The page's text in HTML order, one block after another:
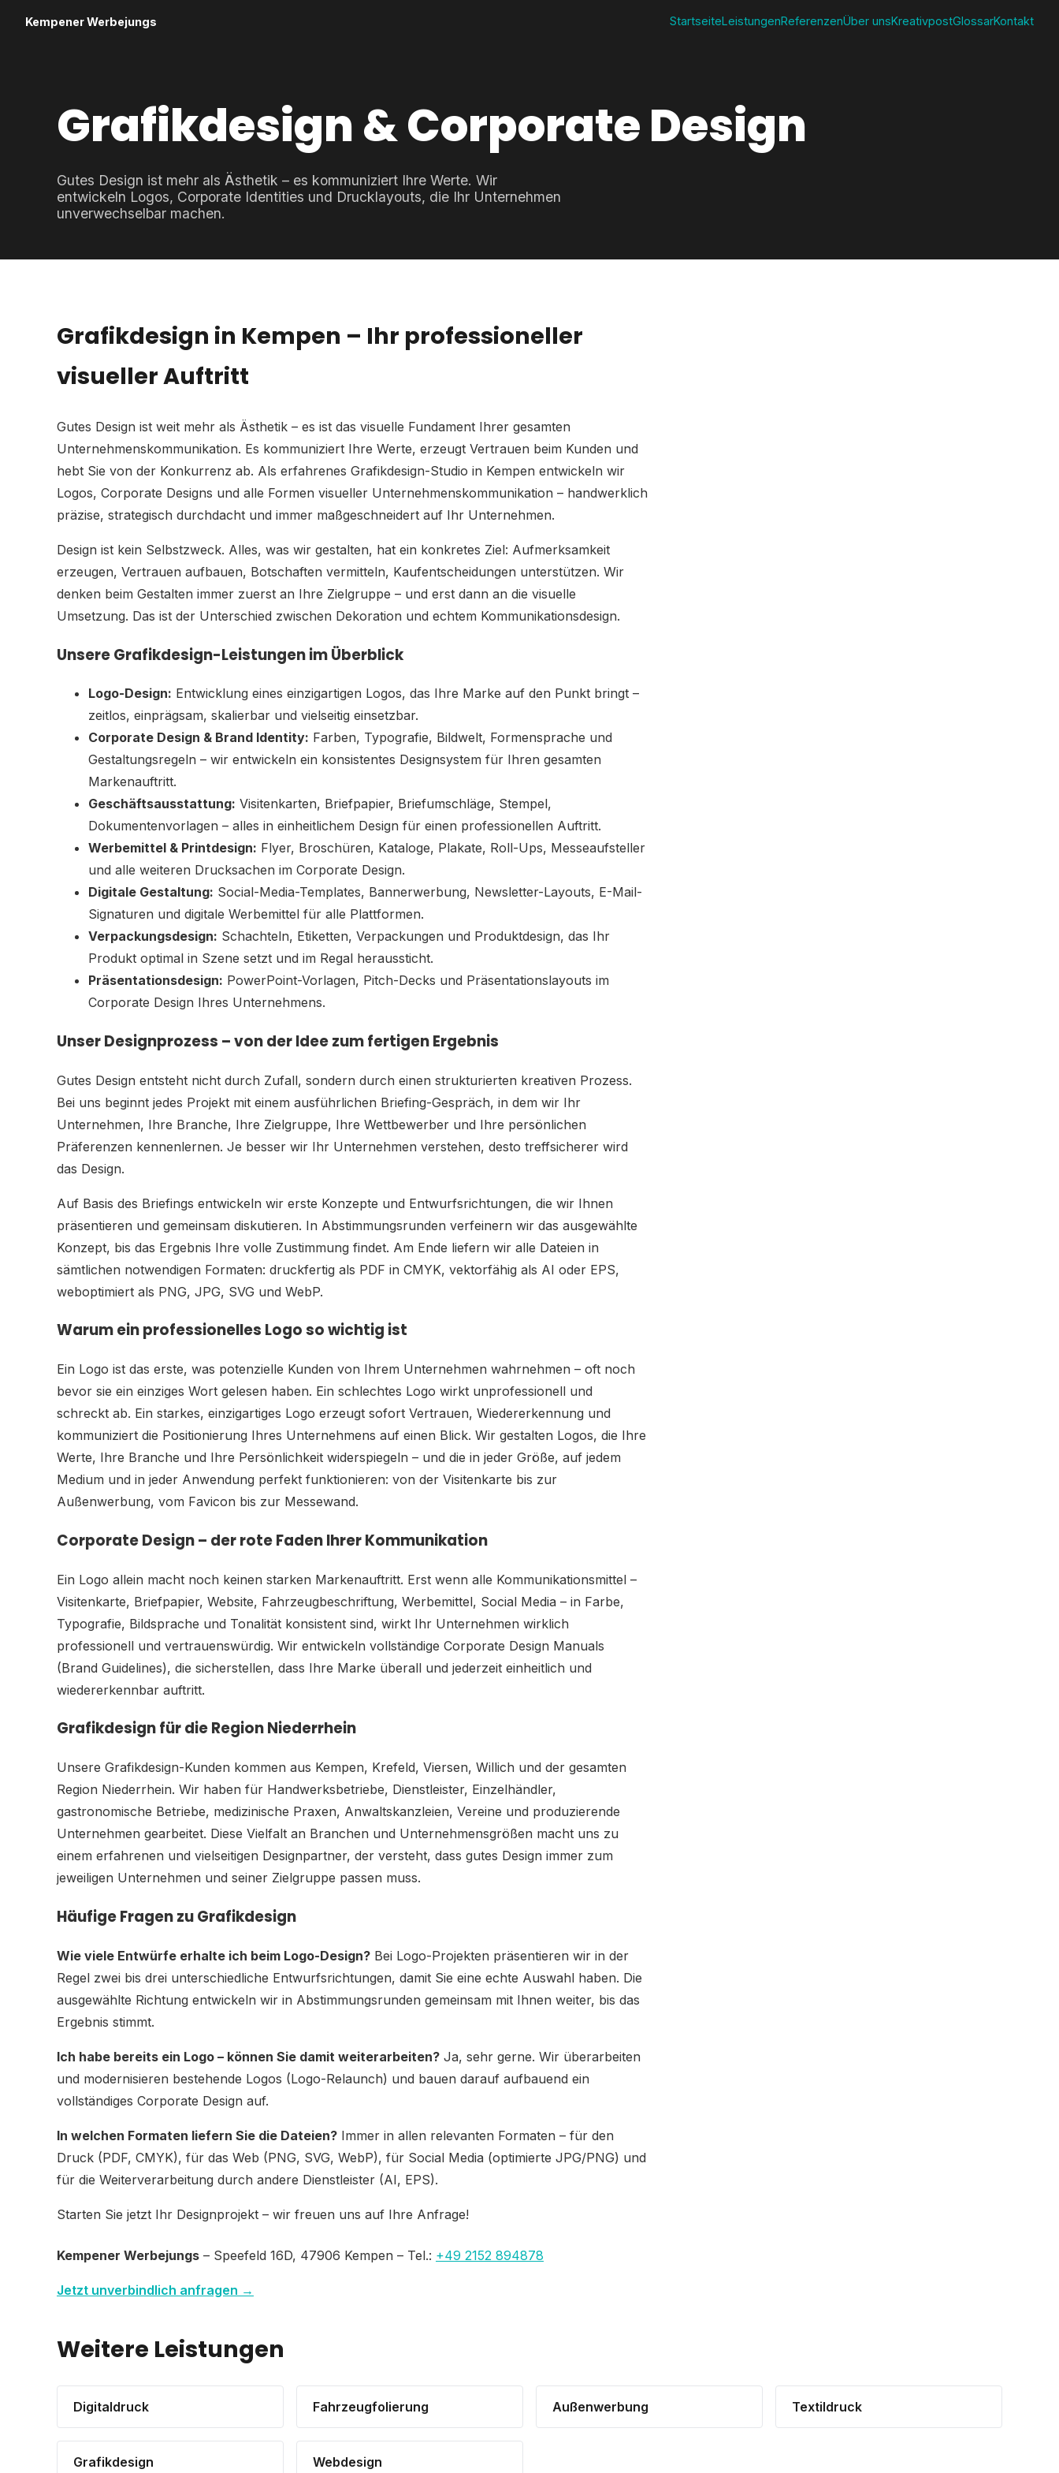
Kempener Werbejungs StartseiteLeistungenReferenzenÜber unsKreativpostGlossarKontakt
Grafikdesign & Corporate Design
Gutes Design ist mehr als Ästhetik – es kommuniziert Ihre Werte. Wir
entwickeln Logos, Corporate Identities und Drucklayouts, die Ihr Unternehmen
unverwechselbar machen.
Grafikdesign in Kempen – Ihr professioneller
visueller Auftritt
Gutes Design ist weit mehr als Ästhetik – es ist das visuelle Fundament Ihrer gesamten
Unternehmenskommunikation. Es kommuniziert Ihre Werte, erzeugt Vertrauen beim Kunden und
hebt Sie von der Konkurrenz ab. Als erfahrenes Grafikdesign-Studio in Kempen entwickeln wir
Logos, Corporate Designs und alle Formen visueller Unternehmenskommunikation – handwerklich
präzise, strategisch durchdacht und immer maßgeschneidert auf Ihr Unternehmen.
Design ist kein Selbstzweck. Alles, was wir gestalten, hat ein konkretes Ziel: Aufmerksamkeit
erzeugen, Vertrauen aufbauen, Botschaften vermitteln, Kaufentscheidungen unterstützen. Wir
denken beim Gestalten immer zuerst an Ihre Zielgruppe – und erst dann an die visuelle
Umsetzung. Das ist der Unterschied zwischen Dekoration und echtem Kommunikationsdesign.
Unsere Grafikdesign-Leistungen im Überblick
Logo-Design: Entwicklung eines einzigartigen Logos, das Ihre Marke auf den Punkt bringt –
zeitlos, einprägsam, skalierbar und vielseitig einsetzbar.
Corporate Design & Brand Identity: Farben, Typografie, Bildwelt, Formensprache und
Gestaltungsregeln – wir entwickeln ein konsistentes Designsystem für Ihren gesamten
Markenauftritt.
Geschäftsausstattung: Visitenkarten, Briefpapier, Briefumschläge, Stempel,
Dokumentenvorlagen – alles in einheitlichem Design für einen professionellen Auftritt.
Werbemittel & Printdesign: Flyer, Broschüren, Kataloge, Plakate, Roll-Ups, Messeaufsteller
und alle weiteren Drucksachen im Corporate Design.
Digitale Gestaltung: Social-Media-Templates, Bannerwerbung, Newsletter-Layouts, E-Mail-
Signaturen und digitale Werbemittel für alle Plattformen.
Verpackungsdesign: Schachteln, Etiketten, Verpackungen und Produktdesign, das Ihr
Produkt optimal in Szene setzt und im Regal heraussticht.
Präsentationsdesign: PowerPoint-Vorlagen, Pitch-Decks und Präsentationslayouts im
Corporate Design Ihres Unternehmens.
Unser Designprozess – von der Idee zum fertigen Ergebnis
Gutes Design entsteht nicht durch Zufall, sondern durch einen strukturierten kreativen Prozess.
Bei uns beginnt jedes Projekt mit einem ausführlichen Briefing-Gespräch, in dem wir Ihr
Unternehmen, Ihre Branche, Ihre Zielgruppe, Ihre Wettbewerber und Ihre persönlichen
Präferenzen kennenlernen. Je besser wir Ihr Unternehmen verstehen, desto treffsicherer wird
das Design.
Auf Basis des Briefings entwickeln wir erste Konzepte und Entwurfsrichtungen, die wir Ihnen
präsentieren und gemeinsam diskutieren. In Abstimmungsrunden verfeinern wir das ausgewählte
Konzept, bis das Ergebnis Ihre volle Zustimmung findet. Am Ende liefern wir alle Dateien in
sämtlichen notwendigen Formaten: druckfertig als PDF in CMYK, vektorfähig als AI oder EPS,
weboptimiert als PNG, JPG, SVG und WebP.
Warum ein professionelles Logo so wichtig ist
Ein Logo ist das erste, was potenzielle Kunden von Ihrem Unternehmen wahrnehmen – oft noch
bevor sie ein einziges Wort gelesen haben. Ein schlechtes Logo wirkt unprofessionell und
schreckt ab. Ein starkes, einzigartiges Logo erzeugt sofort Vertrauen, Wiedererkennung und
kommuniziert die Positionierung Ihres Unternehmens auf einen Blick. Wir gestalten Logos, die Ihre
Werte, Ihre Branche und Ihre Persönlichkeit widerspiegeln – und die in jeder Größe, auf jedem
Medium und in jeder Anwendung perfekt funktionieren: von der Visitenkarte bis zur
Außenwerbung, vom Favicon bis zur Messewand.
Corporate Design – der rote Faden Ihrer Kommunikation
Ein Logo allein macht noch keinen starken Markenauftritt. Erst wenn alle Kommunikationsmittel –
Visitenkarte, Briefpapier, Website, Fahrzeugbeschriftung, Werbemittel, Social Media – in Farbe,
Typografie, Bildsprache und Tonalität konsistent sind, wirkt Ihr Unternehmen wirklich
professionell und vertrauenswürdig. Wir entwickeln vollständige Corporate Design Manuals
(Brand Guidelines), die sicherstellen, dass Ihre Marke überall und jederzeit einheitlich und
wiedererkennbar auftritt.
Grafikdesign für die Region Niederrhein
Unsere Grafikdesign-Kunden kommen aus Kempen, Krefeld, Viersen, Willich und der gesamten
Region Niederrhein. Wir haben für Handwerksbetriebe, Dienstleister, Einzelhändler,
gastronomische Betriebe, medizinische Praxen, Anwaltskanzleien, Vereine und produzierende
Unternehmen gearbeitet. Diese Vielfalt an Branchen und Unternehmensgrößen macht uns zu
einem erfahrenen und vielseitigen Designpartner, der versteht, dass gutes Design immer zum
jeweiligen Unternehmen und seiner Zielgruppe passen muss.
Häufige Fragen zu Grafikdesign
Wie viele Entwürfe erhalte ich beim Logo-Design? Bei Logo-Projekten präsentieren wir in der
Regel zwei bis drei unterschiedliche Entwurfsrichtungen, damit Sie eine echte Auswahl haben. Die
ausgewählte Richtung entwickeln wir in Abstimmungsrunden gemeinsam mit Ihnen weiter, bis das
Ergebnis stimmt.
Ich habe bereits ein Logo – können Sie damit weiterarbeiten? Ja, sehr gerne. Wir überarbeiten
und modernisieren bestehende Logos (Logo-Relaunch) und bauen darauf aufbauend ein
vollständiges Corporate Design auf.
In welchen Formaten liefern Sie die Dateien? Immer in allen relevanten Formaten – für den
Druck (PDF, CMYK), für das Web (PNG, SVG, WebP), für Social Media (optimierte JPG/PNG) und
für die Weiterverarbeitung durch andere Dienstleister (AI, EPS).
Starten Sie jetzt Ihr Designprojekt – wir freuen uns auf Ihre Anfrage!
Kempener Werbejungs – Speefeld 16D, 47906 Kempen – Tel.: +49 2152 894878
Jetzt unverbindlich anfragen →
Weitere Leistungen
Digitaldruck Fahrzeugfolierung Außenwerbung Textildruck
Grafikdesign Webdesign